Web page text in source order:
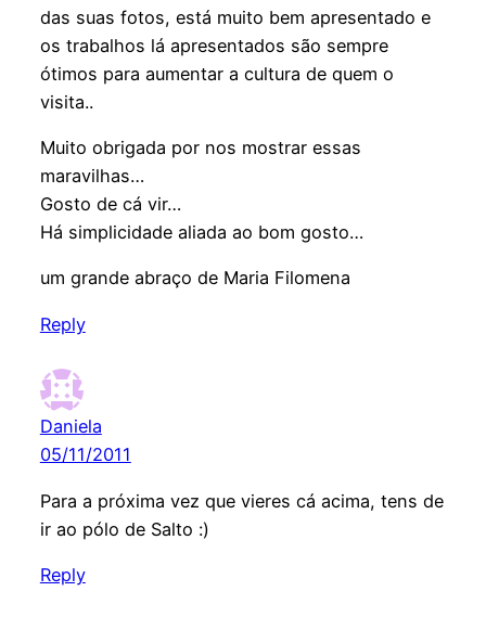
das suas fotos, está muito bem apresentado e
os trabalhos lá apresentados são sempre
ótimos para aumentar a cultura de quem o
visita..
Muito obrigada por nos mostrar essas
maravilhas…
Gosto de cá vir…
Há simplicidade aliada ao bom gosto…
um grande abraço de Maria Filomena
Reply
Daniela
05/11/2011
Para a próxima vez que vieres cá acima, tens de
ir ao pólo de Salto :)
Reply